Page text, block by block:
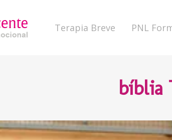
Terapia Breve PNL
bíblia